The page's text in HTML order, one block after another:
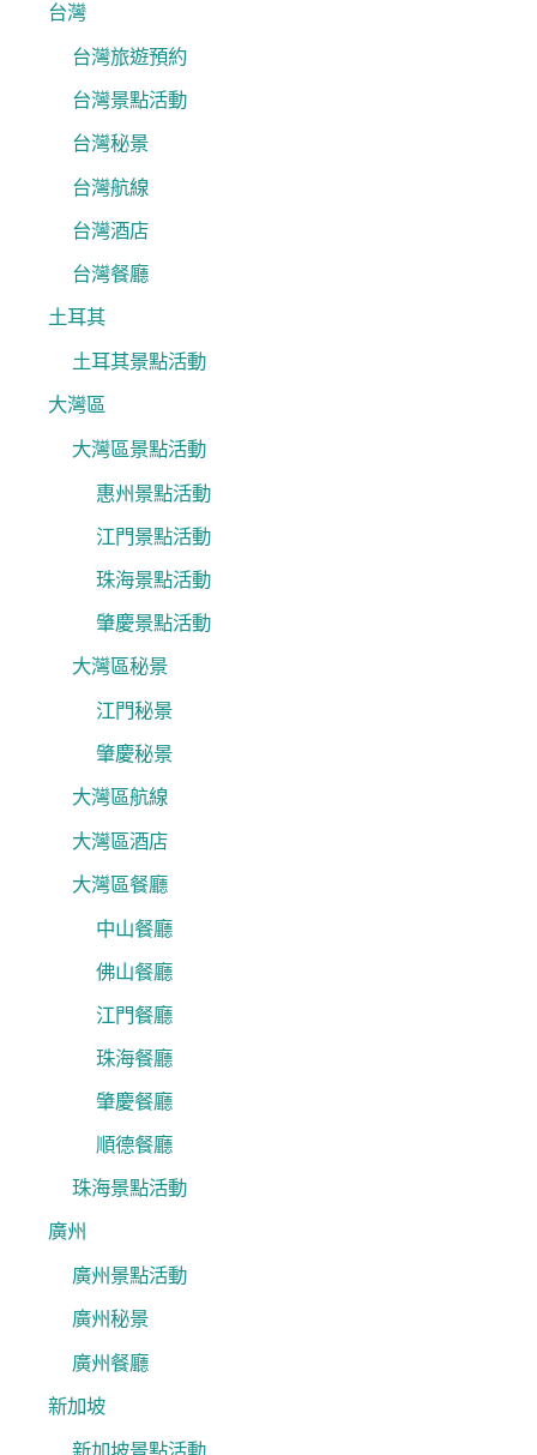
台灣
台灣旅遊預約
台灣景點活動
台灣秘景
台灣航線
台灣酒店
台灣餐廳
土耳其
土耳其景點活動
大灣區
大灣區景點活動
惠州景點活動
江門景點活動
珠海景點活動
肇慶景點活動
大灣區秘景
江門秘景
肇慶秘景
大灣區航線
大灣區酒店
大灣區餐廳
中山餐廳
佛山餐廳
江門餐廳
珠海餐廳
肇慶餐廳
順德餐廳
珠海景點活動
廣州
廣州景點活動
廣州秘景
廣州餐廳
新加坡
新加坡景點活動